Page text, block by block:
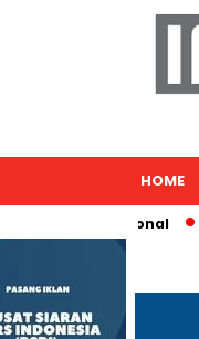
HOME